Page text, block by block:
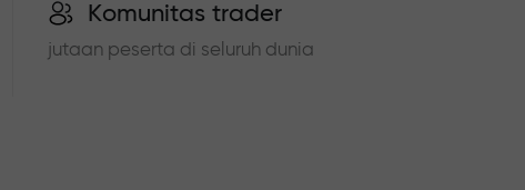
Komunitas trader
jutaan peserta di seluruh dunia